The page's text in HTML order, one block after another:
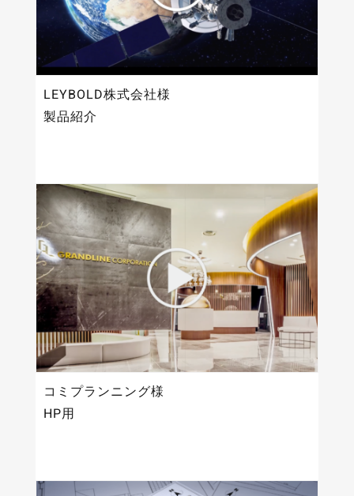
LEYBOLD株式会社様
製品紹介
コミプランニング様
HP用